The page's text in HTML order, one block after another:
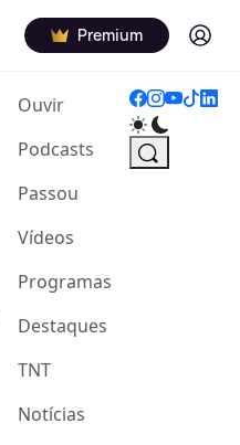
Premium Log in
Ouvir(current)
Podcasts
Passou
Vídeos
Programas
Destaques
TNT
Notícias